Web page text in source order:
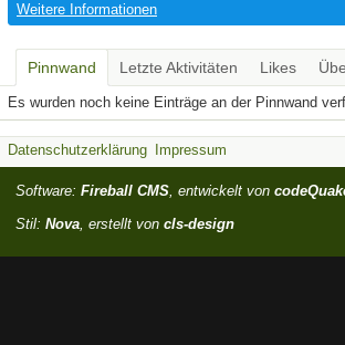
Weitere Informationen
Pinnwand Letzte Aktivitäten Likes
Es wurden noch keine Einträge an der Pinnwand
Datenschutzerklärung Impressum
Software: Fireball CMS, entwickelt von
Stil: Nova, erstellt von cls-design